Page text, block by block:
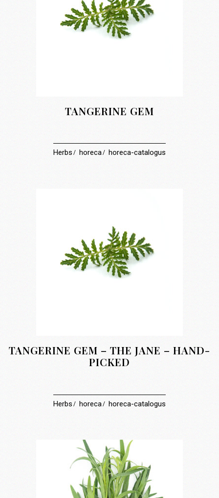
TANGERINE GEM
Herbs horeca horeca-catalogus
TANGERINE GEM – THE JANE – HAND-
PICKED
Herbs horeca horeca-catalogus